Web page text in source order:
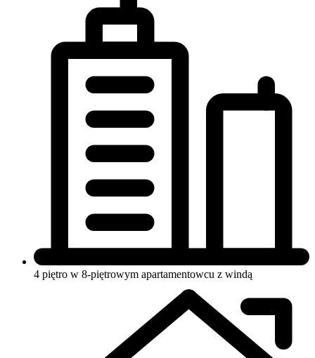
4 piętro w 8-piętrowym apartamentowcu z windą